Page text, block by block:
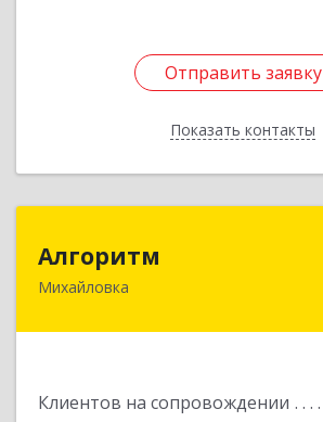
Отправить заявку
Показать контакты
Отправить заявку
Назад
Алгоритм
Михайловка
Клиентов на сопровождении